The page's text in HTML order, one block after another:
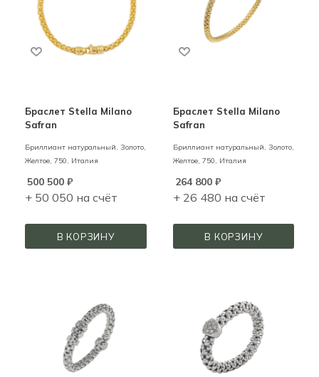
Браслет Stella Milano
Safran
Бриллиант натуральный, Золото,
Желтое, 750, Италия
500 500 ₽
+ 50 050 на счёт
В КОРЗИНУ
Браслет Stella Milano
Safran
Бриллиант натуральный, Золото,
Желтое, 750, Италия
264 800₽
+ 26 480 на счёт
В КОРЗИНУ